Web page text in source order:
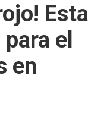
Esta
el
en